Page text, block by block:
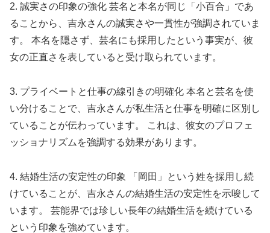
2. 誠実さの印象の強化 芸名と本名が同じ「小百合」であ
ることから、吉永さんの誠実さや一貫性が強調されていま
す。 本名を隠さず、芸名にも採用したという事実が、彼
女の正直さを表していると受け取られています。
3. プライベートと仕事の線引きの明確化 本名と芸名を使
い分けることで、吉永さんが私生活と仕事を明確に区別し
ていることが伝わっています。 これは、彼女のプロフェ
ッショナリズムを強調する効果があります。
4. 結婚生活の安定性の印象 「岡田」という姓を採用し続
けていることが、吉永さんの結婚生活の安定性を示唆して
います。 芸能界では珍しい長年の結婚生活を続けている
という印象を強めています。